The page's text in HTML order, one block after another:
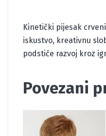
Kinetički pijesak
iskustvo, kreativnu
podstiče razvoj kroz
Povezani